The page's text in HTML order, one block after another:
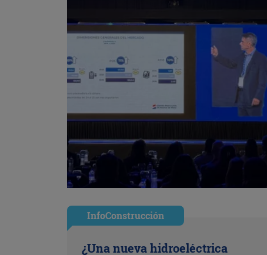
InfoConstrucción
¿Una nueva hidroeléctrica